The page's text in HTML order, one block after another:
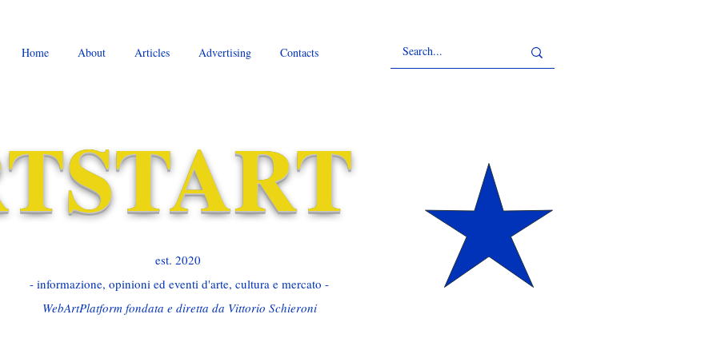
Home About Articles Advertising Contacts
est. 2020 ​
- informazione, opinioni ed eventi d'arte, cultura e mercato -
WebArtPlatform fondata e diretta da Vittorio Schieroni